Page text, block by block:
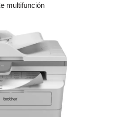
multifunción